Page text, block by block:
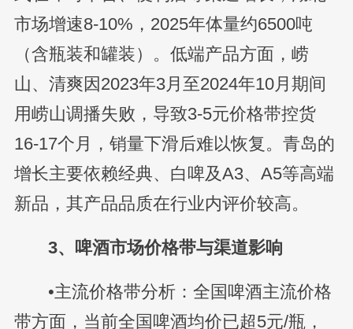
市场增速8-10%，2025年体量约6500吨
（含瓶装和罐装）。低端产品方面，崂
山、清爽因2023年3月至2024年10月期间
用崂山调播失败，导致3-5元价格带控货
16-17个月，销量下滑后难以恢复。青岛的
增长主要依赖经典、白啤及A3、A5等高端
新品，其产品品质在行业内评价较高。
3、啤酒市场价格带与渠道影响
•主流价格带分析：全国啤酒主流价格
带方面，当前全国啤酒均价已超5元/瓶，